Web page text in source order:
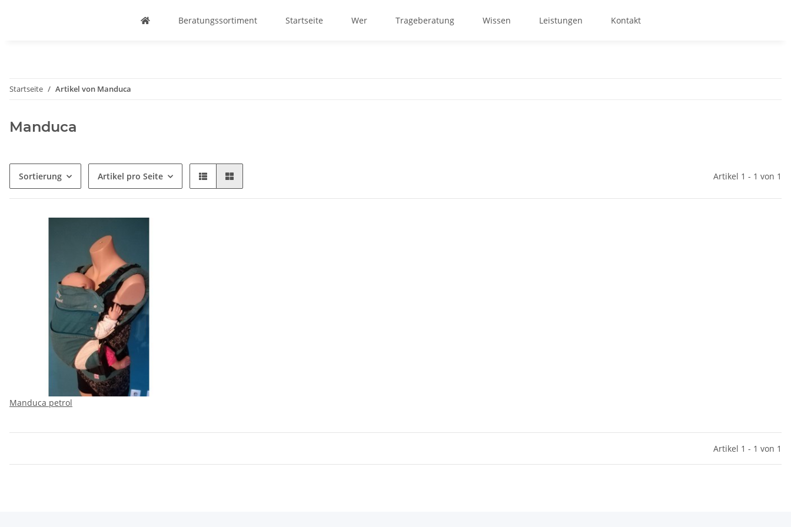
Beratungssortiment Startseite Wer Trageberatung Wissen Leistungen Kontakt
Startseite Artikel von Manduca
Manduca
Sortierung Artikel pro Seite Artikel 1 - 1 von 1
Manduca petrol
Artikel 1 - 1 von 1